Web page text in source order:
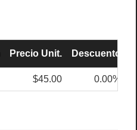
Precio Unit. Descuento
$45.00 0.00%